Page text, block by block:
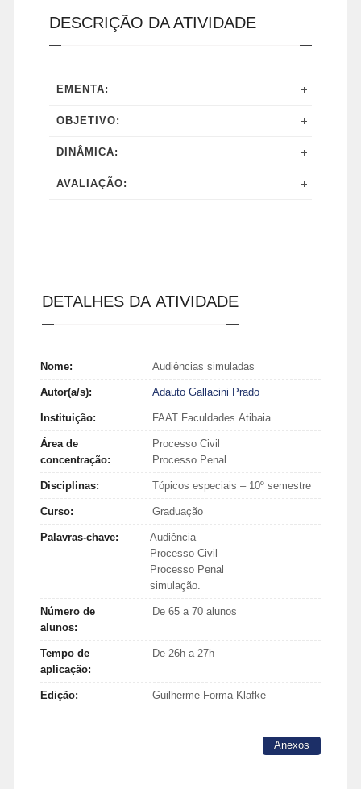
DESCRIÇÃO DA ATIVIDADE
EMENTA:
OBJETIVO:
DINÂMICA:
AVALIAÇÃO:
DETALHES DA ATIVIDADE
Nome: Audiências simuladas
Autor(a/s): Adauto Gallacini Prado
Instituição: FAAT Faculdades Atibaia
Área de
concentração:
Processo Civil
Processo Penal
Disciplinas: Tópicos especiais – 10º semestre
Curso: Graduação
Palavras-chave:
Audiência
Processo Civil
Processo Penal
simulação.
Número de
alunos:
De 65 a 70 alunos
Tempo de
aplicação:
De 26h a 27h
Edição: Guilherme Forma Klafke
Anexos